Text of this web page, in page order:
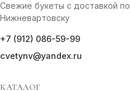
Свежие букеты с доставкой по
Нижневартовску
+7 (912) 086-59-99
cvetynv@yandex.ru
КАТАЛОГ